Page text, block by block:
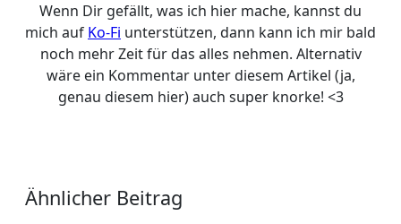
Wenn Dir gefällt, was ich hier mache, kannst du
mich auf Ko-Fi unterstützen, dann kann ich mir bald
noch mehr Zeit für das alles nehmen. Alternativ
wäre ein Kommentar unter diesem Artikel (ja,
genau diesem hier) auch super knorke! <3
Ähnlicher Beitrag